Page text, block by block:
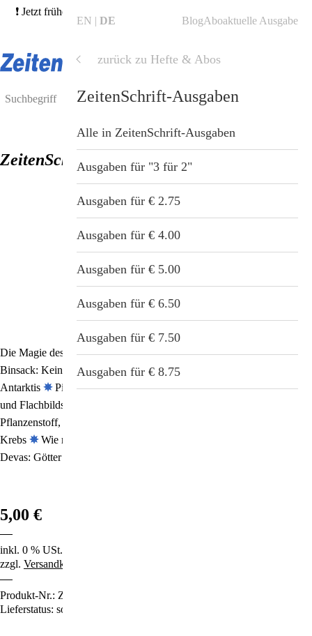
❗ Jetzt frühere Ausgaben bestellen und von unserer 3für2-Aktion
profitieren! →
Hefte finden
ZeitenSchrift Nr. 62
Die Magie des Willens: Schöpfer statt nur Opfer sein!✵Evelyne
Binsack: Kein Berg zu hoch, kein Ziel zu weit…
Antarktis ✵Pinguine: Der Mensch im Vogel✵Energiesparlampen
und Flachbildschirme: Wie sie uns schädigen
Pflanzenstoff, der auf uns wie ein Jungbrunnen wirkt!
Krebs ✵Wie man Angst überwindet und Lebenskraft tankt
Devas: Götter des Naturreichs
5,00 €
inkl. 0 % USt.
zzgl. Versandkosten
Produkt-Nr.: ZS62
Lieferstatus: sofort lieferbar
EN DE BlogAboaktuelle Ausgabe
zurück zu Hefte & Abos
Shop
ZeitenSchrift Startseite
Stichwortverzeichnis
Aktuell
Abonnement
Shop
Hefte & Abos
Nahrungsergänzung
Gesundheit & Wellness
Geschenkideen
Immunsystemstärkung
St. Helia-Produkte
Spezial-Angebote
Hefte & Abos
Alle in Hefte & Abos
ZeitenSchrift-Abos
ZeitenSchrift-Ausgaben
ZeitenSchrift-Sonderdrucke
ZeitenSchrift-Sammelordner
ZeitenSchrift-Themenpakete
ZeitenSchrift-Ausgaben
Alle in ZeitenSchrift-Ausgaben
Ausgaben für "3 für 2"
Ausgaben für € 2.75
Ausgaben für € 4.00
Ausgaben für € 5.00
Ausgaben für € 6.50
Ausgaben für € 7.50
Ausgaben für € 8.75